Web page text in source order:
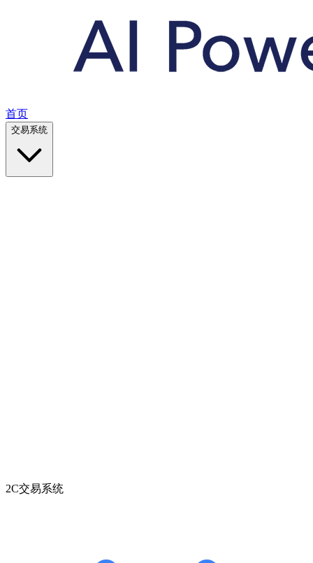
首页
交易系统
2C交易系统